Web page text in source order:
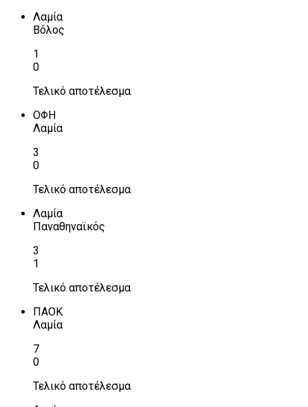
Λαμία
Βόλος
1
0
Τελικό αποτέλεσμα
ΟΦΗ
Λαμία
3
0
Τελικό αποτέλεσμα
Λαμία
Παναθηναϊκός
3
1
Τελικό αποτέλεσμα
ΠΑΟΚ
Λαμία
7
0
Τελικό αποτέλεσμα